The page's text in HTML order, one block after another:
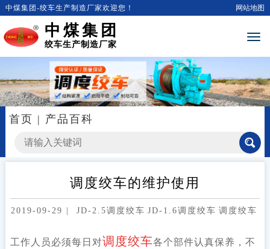
中煤集团-绞车生产制造厂家欢迎您！ 网站地图
中煤集团
绞车生产制造厂家
首页 | 产品百科
调度绞车的维护使用
2019-09-29 JD-2.5调度绞车 JD-1.6调度绞车 调度绞车
工作人员必须每日对调度绞车各个部件认真保养，不